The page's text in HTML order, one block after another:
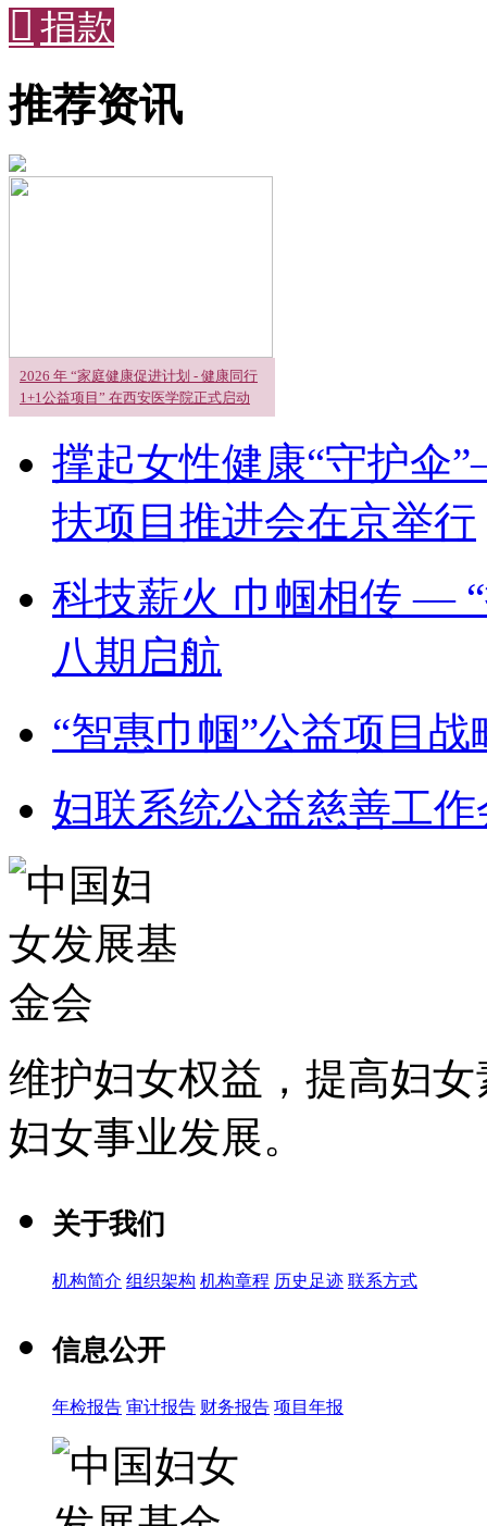
 捐款
推荐资讯
2026 年 “家庭健康促进计划 - 健康同行
1+1公益项目” 在西安医学院正式启动
撑起女性健康“守护伞
扶项目推进会在京举行
科技薪火 巾帼相传 —
八期启航
“智惠巾帼”公益项目
妇联系统公益慈善工
维护妇女权益，提高妇
妇女事业发展。
关于我们
机构简介 组织架构 机构章程 历史足迹 联系方式
信息公开
年检报告 审计报告 财务报告 项目年报